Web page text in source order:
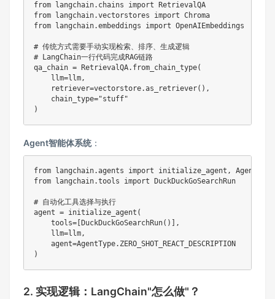
from langchain. chains import
from langchain.vectorstores import
from langchain.embeddings import OpenAIEmbeddings
# 传统方式需要手动实现检索、排序、生成逻辑
# LangChain一行代码完成RAG链路
qa_chain = RetrievalQA. from_chain_type(
    llm
=llm,
    retriever
=vectorstore.as_retriever( ) ,
    chain_type
="stuff"
)
Agent智能体系统：
from langchain.agents import initialize_agent ,
from langchain.tools import DuckDuckGoSearchRun
# 自动化工具选择与执行
agent = initialize_agent (
    tools
= DuckDuckGoSearchRun( )
,
    llm
=llm,
    agent
=AgentType.
)
2. 实现逻辑：LangChain"怎么做"？